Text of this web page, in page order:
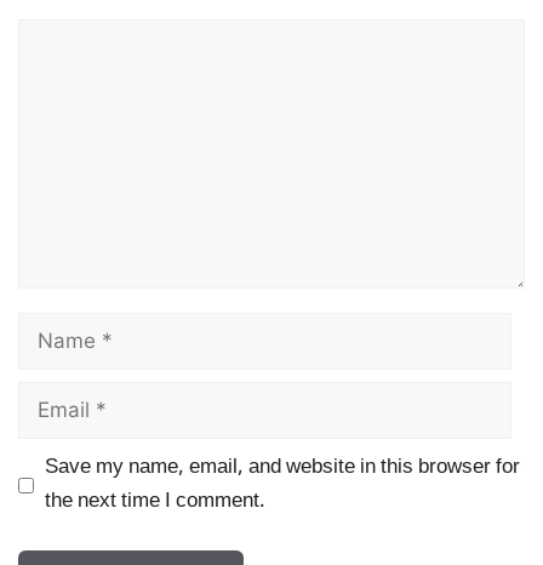
Name
Email
Save my name, email, and website in this browser for
the next time I comment.